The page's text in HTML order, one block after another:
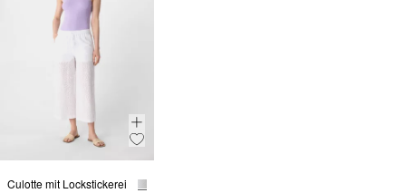
Culotte mit Lockstickerei